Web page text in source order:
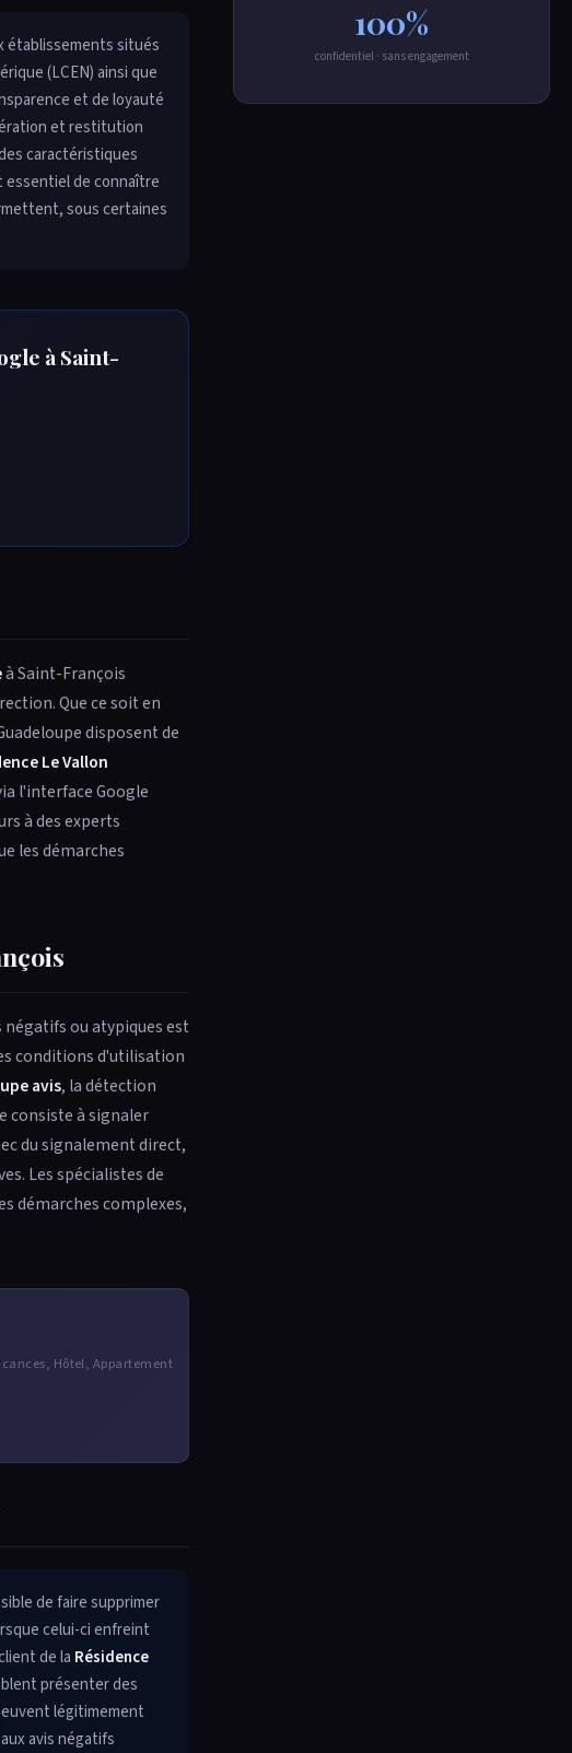
établissements situés
(LCEN) ainsi que
et de loyauté
et restitution
caractéristiques
essentiel de connaître
sous certaines
à Saint-
à Saint-François
Que ce soit en
disposent de
Le Vallon
l'interface Google
à des experts
les démarches
ou atypiques est
conditions d'utilisation
avis, la détection
consiste à signaler
du signalement direct,
Les spécialistes de
démarches complexes,
Hôtel, Appartement
de faire supprimer
celui-ci enfreint
de la Résidence
présenter des
légitimement
avis négatifs
100%
confidentiel · sans engagement